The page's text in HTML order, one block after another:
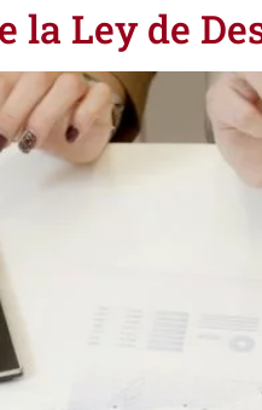
la Ley de